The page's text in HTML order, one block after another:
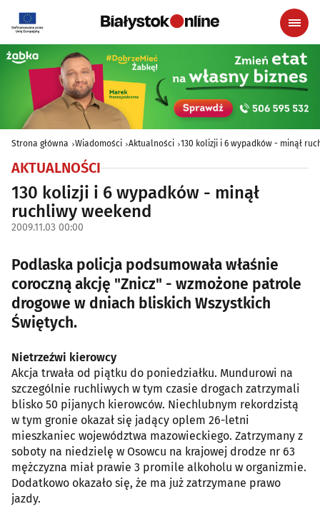
Strona główna Wiadomości Aktualności 130 kolizji i 6 wypadków - minął
AKTUALNOŚCI
130 kolizji i 6 wypadków - minął
ruchliwy weekend
2009.11.03 00:00
Podlaska policja podsumowała właśnie
coroczną akcję "Znicz" - wzmożone patrole
drogowe w dniach bliskich Wszystkich
Świętych.
Nietrzeźwi kierowcy
Akcja trwała od piątku do poniedziałku. Mundurowi na
szczególnie ruchliwych w tym czasie drogach zatrzymali
blisko 50 pijanych kierowców. Niechlubnym rekordzistą
w tym gronie okazał się jadący oplem 26-letni
mieszkaniec województwa mazowieckiego. Zatrzymany z
soboty na niedzielę w Osowcu na krajowej drodze nr 63
mężczyzna miał prawie 3 promile alkoholu w organizmie.
Dodatkowo okazało się, że ma już zatrzymane prawo
jazdy.